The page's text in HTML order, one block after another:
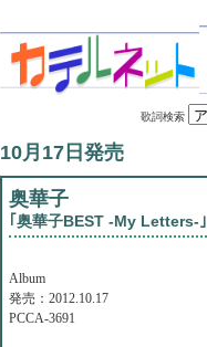
歌詞検索
10月17日発売
奥華子
｢奥華子BEST -My Letters-｣
Album
発売：2012.10.17
PCCA-3691